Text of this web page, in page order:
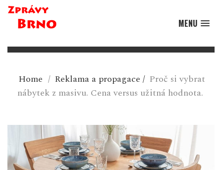
MENU
Home / Reklama a propagace / Proč si vybrat
nábytek z masivu. Cena versus užitná hodnota.